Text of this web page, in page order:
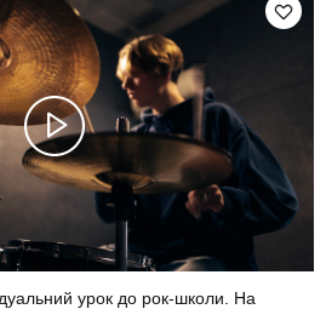
урок до рок-школи. На